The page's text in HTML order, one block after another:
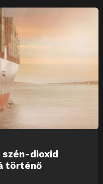
dioxid
történő